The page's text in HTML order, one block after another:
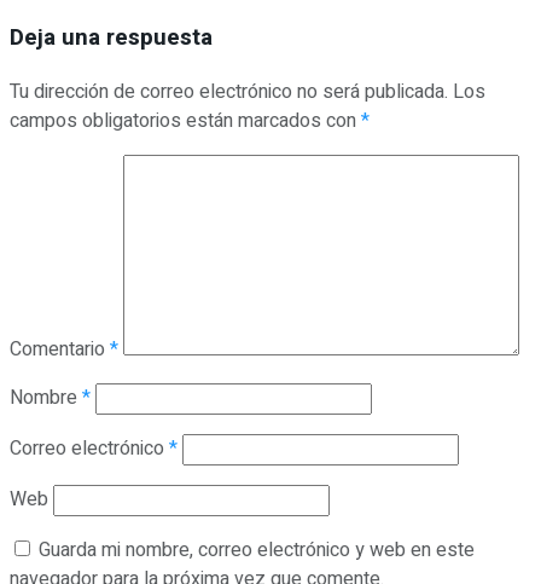
Deja una respuesta
Tu dirección de correo electrónico no será publicada. Los
campos obligatorios están marcados con*
Comentario *
Nombre *
Correo electrónico *
Web
Guarda mi nombre, correo electrónico y web en este